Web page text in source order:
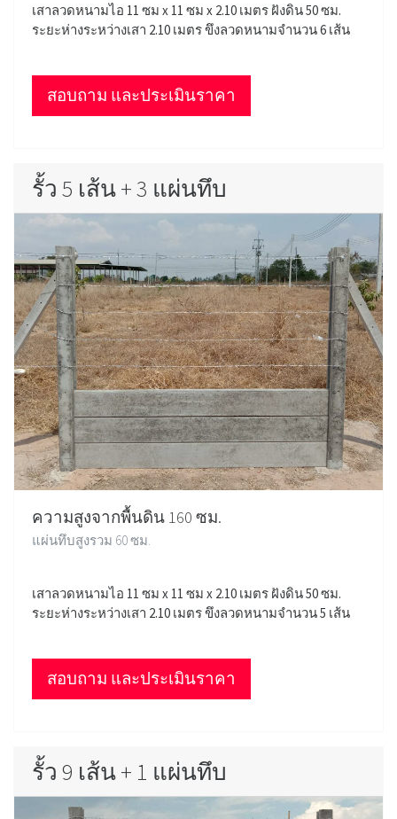
เสาลวดหนามไอ 11 ซม x 11 ซม x 2.10 เมตร ฝังดิน 50 ซม.
ระยะห่างระหว่างเสา 2.10 เมตร ขึงลวดหนามจำนวน 6 เส้น
สอบถาม และประเมินราคา
รั้ว 5 เส้น + 3 แผ่นทึบ
ความสูงจากพื้นดิน 160 ซม.
แผ่นทึบสูงรวม 60 ซม.
เสาลวดหนามไอ 11 ซม x 11 ซม x 2.10 เมตร ฝังดิน 50 ซม.
ระยะห่างระหว่างเสา 2.10 เมตร ขึงลวดหนามจำนวน 5 เส้น
สอบถาม และประเมินราคา
รั้ว 9 เส้น + 1 แผ่นทึบ